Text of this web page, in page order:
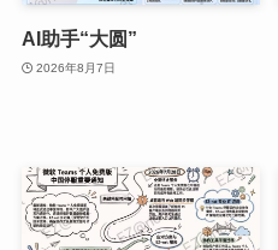
AI助手“大圆”
2026年8月7日